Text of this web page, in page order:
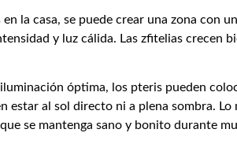
la casa, se puede crear una zona con
y luz cálida. Las zfitelias crecen
óptima, los pteris pueden
estar al sol directo ni a plena sombra. Lo
se mantenga sano y bonito durante